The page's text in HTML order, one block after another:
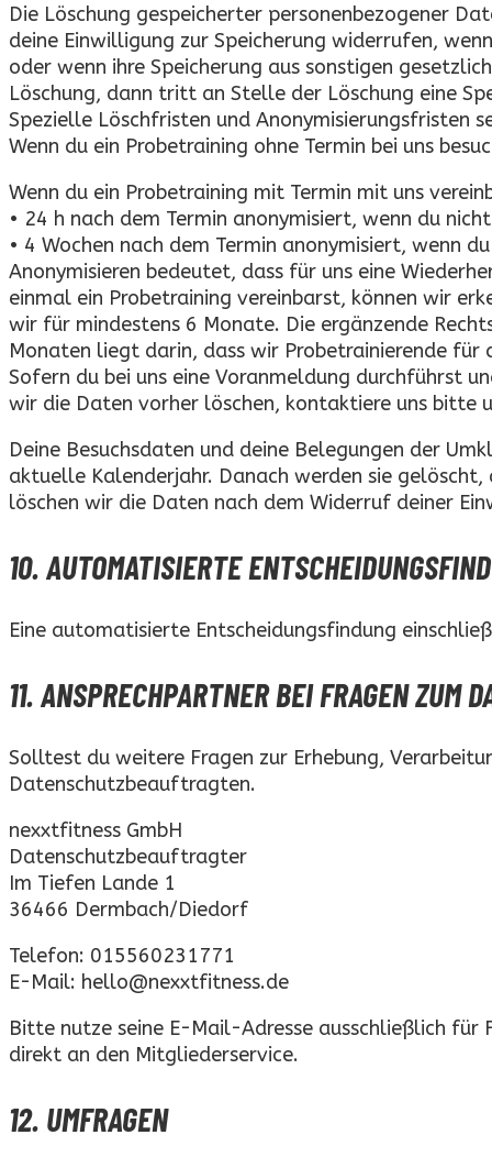
Die Löschung gespeicherter personenbezogener
deine Einwilligung zur Speicherung widerrufen,
oder wenn ihre Speicherung aus sonstigen
Löschung, dann tritt an Stelle der Löschung eine
Spezielle Löschfristen und Anonymisierungsfristen
Wenn du ein Probetraining ohne Termin bei uns
Wenn du ein Probetraining mit Termin mit uns
• 24 h nach dem Termin anonymisiert, wenn du
• 4 Wochen nach dem Termin anonymisiert, wenn
Anonymisieren bedeutet, dass für uns eine
einmal ein Probetraining vereinbarst, können wir
wir für mindestens 6 Monate. Die ergänzende
Monaten liegt darin, dass wir Probetrainierende für
Sofern du bei uns eine Voranmeldung durchführst
wir die Daten vorher löschen, kontaktiere uns
Deine Besuchsdaten und deine Belegungen der
aktuelle Kalenderjahr. Danach werden sie
löschen wir die Daten nach dem Widerruf deiner
10. AUTOMATISIERTE
Eine automatisierte Entscheidungsfindung
11. ANSPRECHPARTNER BEI FRAGEN ZUM
Solltest du weitere Fragen zur Erhebung,
Datenschutzbeauftragten.
nexxtfitness GmbH
Datenschutzbeauftragter
Im Tiefen Lande 1
36466 Dermbach/Diedorf
Telefon: 015560231771
E-Mail: hello@nexxtfitness.de
Bitte nutze seine E-Mail-Adresse ausschließlich
direkt an den Mitgliederservice.
12. UMFRAGEN